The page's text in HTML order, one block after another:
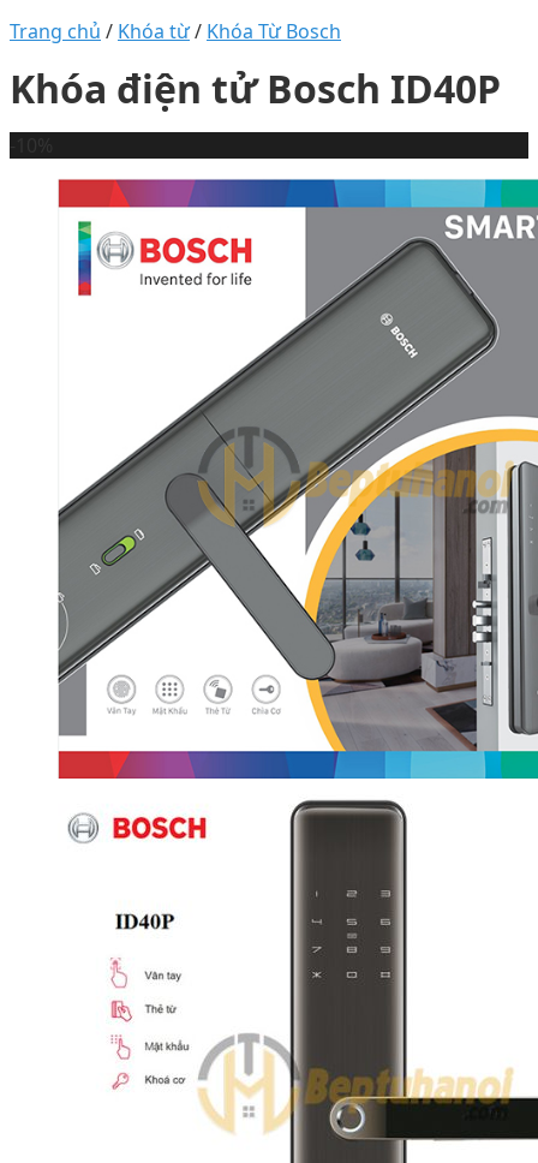
Trang chủ / Khóa từ/ Khóa Từ Bosch
Khóa điện tử Bosch ID40P